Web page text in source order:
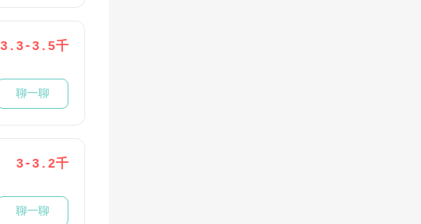
3.3-3.5千
聊一聊
3-3.2千
聊一聊